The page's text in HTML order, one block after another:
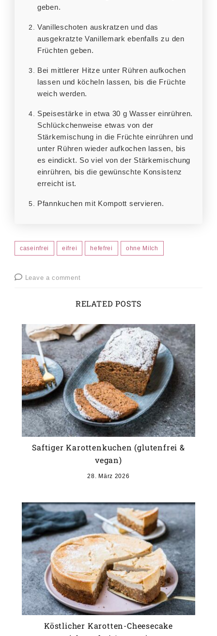
geben.
Vanilleschoten auskratzen und das
ausgekratzte Vanillemark ebenfalls zu den
Früchten geben.
Bei mittlerer Hitze unter Rühren aufkochen
lassen und köcheln lassen, bis die Früchte
weich werden.
Speisestärke in etwa 30 g Wasser einrühren.
Schlückchenweise etwas von der
Stärkemischung in die Früchte einrühren und
unter Rühren wieder aufkochen lassen, bis
es eindickt. So viel von der Stärkemischung
einrühren, bis die gewünschte Konsistenz
erreicht ist.
Pfannkuchen mit Kompott servieren.
caseinfrei eifrei hefefrei ohne Milch
Leave a comment
RELATED POSTS
Saftiger Karottenkuchen (glutenfrei &
vegan)
28. März 2026
Köstlicher Karotten-Cheesecake